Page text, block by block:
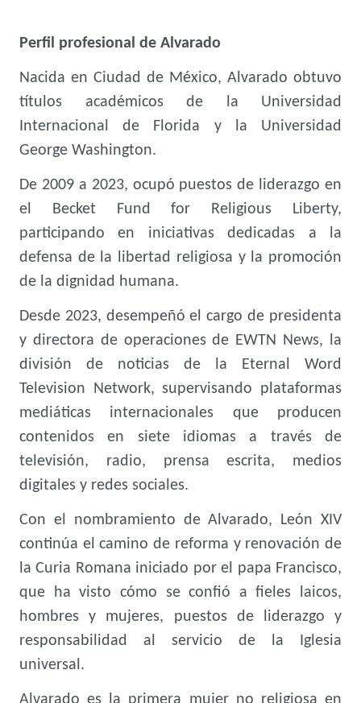
Perfil profesional de Alvarado
Nacida en Ciudad de México, Alvarado obtuvo
títulos académicos de la Universidad
Internacional de Florida y la Universidad
George Washington.
De 2009 a 2023, ocupó puestos de liderazgo en
el Becket Fund for Religious Liberty,
participando en iniciativas dedicadas a la
defensa de la libertad religiosa y la promoción
de la dignidad humana.
Desde 2023, desempeñó el cargo de presidenta
y directora de operaciones de EWTN News, la
división de noticias de la Eternal Word
Television Network, supervisando plataformas
mediáticas internacionales que producen
contenidos en siete idiomas a través de
televisión, radio, prensa escrita, medios
digitales y redes sociales.
Con el nombramiento de Alvarado, León XIV
continúa el camino de reforma y renovación de
la Curia Romana iniciado por el papa Francisco,
que ha visto cómo se confió a fieles laicos,
hombres y mujeres, puestos de liderazgo y
responsabilidad al servicio de la Iglesia
universal.
Alvarado es la primera mujer no religiosa en